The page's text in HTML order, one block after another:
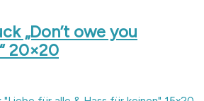
„Don’t owe you
20×20